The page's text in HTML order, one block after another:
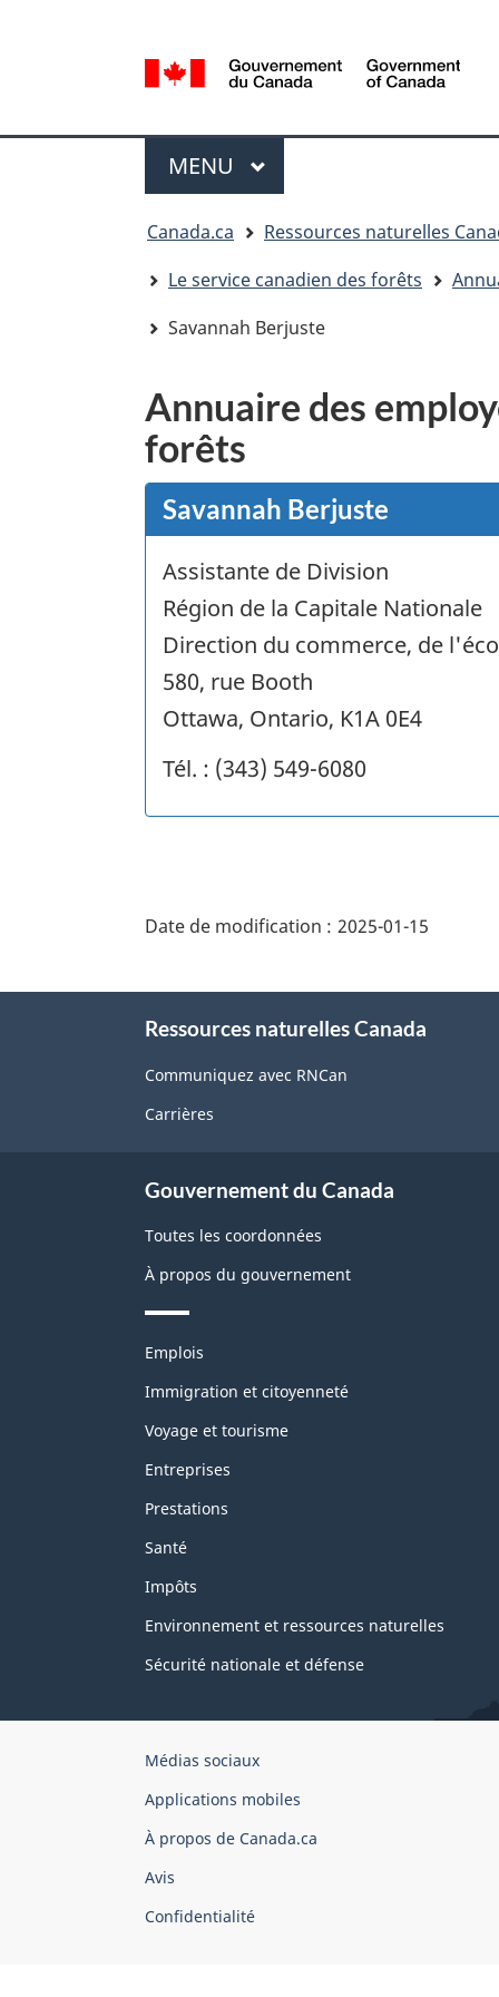
de
la
Government
MENU PRINCIPAL
Canada.ca
Ressources naturelles
Le service canadien des forêts
Savannah Berjuste
Annuaire des
forêts
Savannah Berjuste
Assistante de Division
Région de la Capitale Nationale
Direction du commerce, de
580, rue Booth
Ottawa, Ontario, K1A 0E4
Tél. : (343) 549-6080
de
page"
Date de modification : 2025-01-15
Ressources naturelles Canada
Communiquez avec RNCan
Carrières
Gouvernement du Canada
Toutes les coordonnées
À propos du gouvernement
Thèmes
sujets
Emplois
Immigration et citoyenneté
Voyage et tourisme
Entreprises
Prestations
Santé
Impôts
Environnement et ressources naturelles
Sécurité nationale et défense
Organisation
gouvernement
du
Canada
Médias sociaux
Applications mobiles
À propos de Canada.ca
Avis
Confidentialité